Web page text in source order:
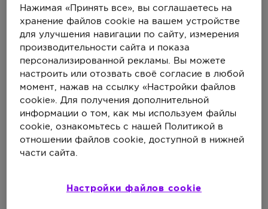
и имеет постоянный объем. В его желеобразную
массу могут попадать посторонние вещества, которые
растворяются в воде и остаются в стекловидном теле
навсегда2
. При прохождении света через сетчатку
глаза помутнения отбрасывают тень. Именно она
и воспринимается как «мушки» перед глазами2.
Мелкие «мушки» перед глазами периодически видит
большинство людей. С годами явление происходит
чаще из-за возрастного физиологического
разжижения стекловидного тела 2 .
«Мушки» перед глазами могут принимать
Нажимая «Принять все», вы соглашаетесь на
хранение файлов cookie на вашем устройстве
для улучшения навигации по сайту, измерения
производительности сайта и показа
персонализированной рекламы. Вы можете
настроить или отозвать своё согласие в любой
момент, нажав на ссылку «Настройки файлов
cookie». Для получения дополнительной
информации о том, как мы используем файлы
cookie, ознакомьтесь с нашей Политикой в
отношении файлов cookie, доступной в нижней
части сайта.
Настройки файлов cookie